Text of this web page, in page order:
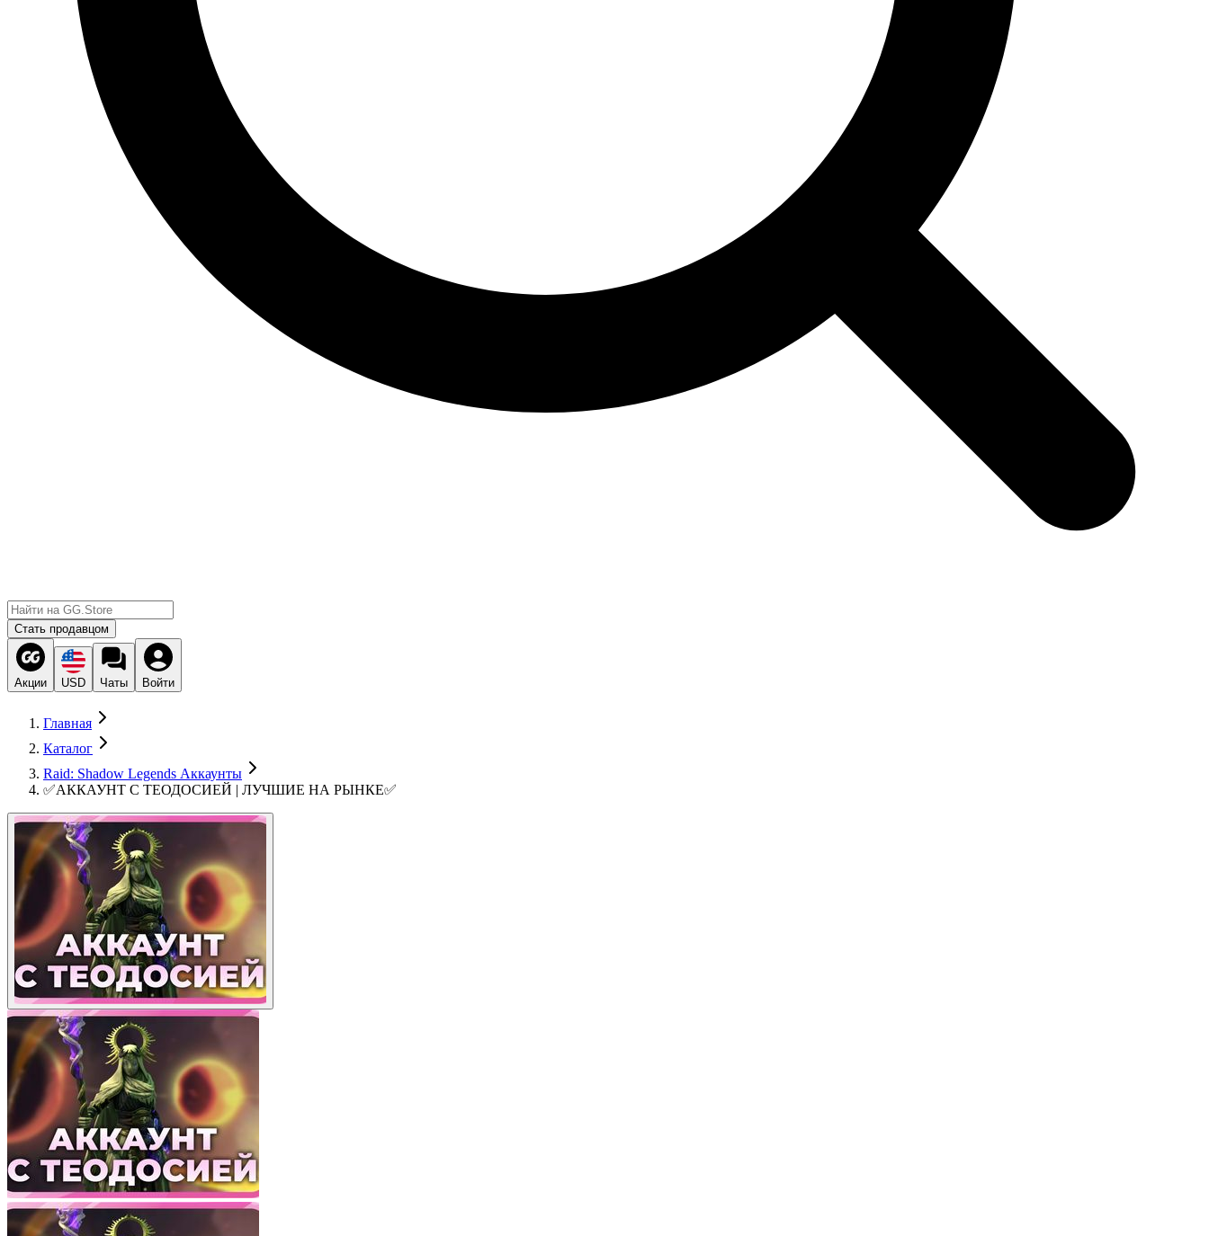
Стать продавцом
Акции USD Чаты Войти
Главная
Каталог
Raid: Shadow Legends Аккаунты
✅АККАУНТ С ТЕОДОСИЕЙ | ЛУЧШИЕ НА РЫНКЕ✅